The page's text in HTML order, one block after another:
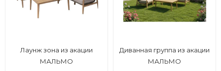
Лаунж зона из акации
МАЛЬМО
Диванная группа из акации
МАЛЬМО